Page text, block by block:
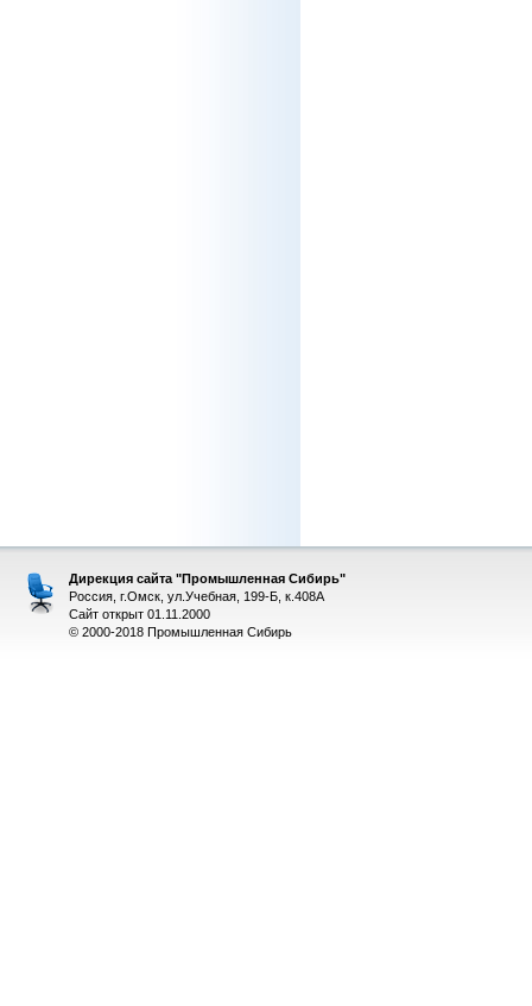
Дирекция сайта "Промышленная Сибирь"
Россия, г.Омск, ул.Учебная, 199-Б, к.408А
Сайт открыт 01.11.2000
© 2000-2018 Промышленная Сибирь